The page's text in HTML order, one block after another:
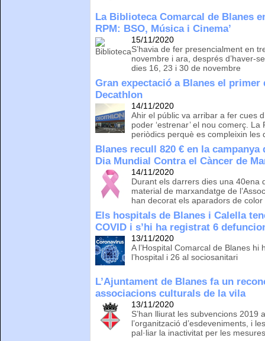
La Biblioteca Comarcal de Blanes
RPM: BSO, Música i Cinema’
15/11/2020
S’havia de fer presencialment en
novembre i ara, després d’haver-
dies 16, 23 i 30 de novembre
Gran expectació a Blanes el primer
Decathlon
14/11/2020
Ahir el públic va arribar a fer cues
poder ‘estrenar’ el nou comerç.
periòdics perquè es compleixin les
Blanes recull 820 € en la
Dia Mundial Contra el Càncer de
14/11/2020
Durant els darrers dies una 40ena
material de marxandatge de
han decorat els aparadors de color
Els hospitals de Blanes i Calella
COVID i s’hi ha registrat 6
13/11/2020
A l’Hospital Comarcal de Blanes
l’hospital i 26 al sociosanitari
L’Ajuntament de Blanes fa un
associacions culturals de la vila
13/11/2020
S’han lliurat les subvencions
l’organització d’esdeveniments, i
pal·liar la inactivitat per les